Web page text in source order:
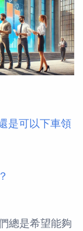
是可以下車領
總是希望能夠